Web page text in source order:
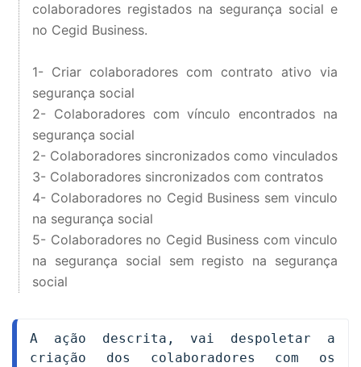
colaboradores registados na segurança social e
no Cegid Business.
1- Criar colaboradores com contrato ativo via
segurança social
2- Colaboradores com vínculo encontrados na
segurança social
2- Colaboradores sincronizados como vinculados
3- Colaboradores sincronizados com contratos
4- Colaboradores no Cegid Business sem vinculo
na segurança social
5- Colaboradores no Cegid Business com vinculo
na segurança social sem registo na segurança
social
A ação descrita, vai despoletar a
criação dos colaboradores com os